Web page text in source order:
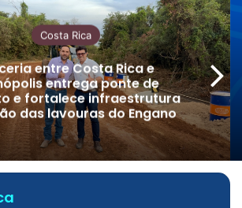
Costa Rica
entre Costa Rica e
entrega ponte de
e fortalece infraestrutura
das lavouras do Engano